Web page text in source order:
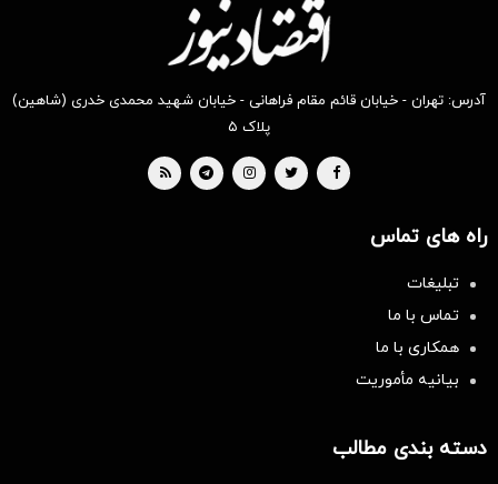
آدرس: تهران - خیابان قائم مقام فراهانی - خیابان شهید محمدی خدری (شاهین)
پلاک ۵
راه های تماس
تبلیغات
تماس با ما
همکاری با ما
بیانیه مأموریت
دسته بندی مطالب